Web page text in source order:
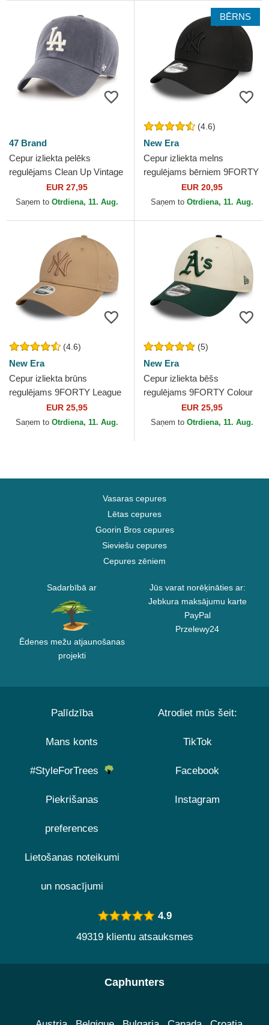
47 Brand
Cepur izliekta pelēks
regulējams Clean Up Vintage
Navy no Los Angeles
Dodgers MLB no 47 Brand
EUR 27,95
Saņem to Otrdiena, 11. Aug.
BĒRNS
(4.6)
New Era
Cepur izliekta melns
regulējams bērniem 9FORTY
League Essential no New
York Yankees MLB no New
EUR 20,95
Saņem to Otrdiena, 11. Aug.
(4.6)
New Era
Cepur izliekta brūns
regulējams 9FORTY League
Essential no New York
Yankees MLB no New Era
EUR 25,95
Saņem to Otrdiena, 11. Aug.
(5)
New Era
Cepur izliekta bēšs
regulējams 9FORTY Colour
Block no Oakland Athletics
MLB no New Era
EUR 25,95
Saņem to Otrdiena, 11. Aug.
Vasaras cepures
Lētas cepures
Goorin Bros cepures
Sieviešu cepures
Cepures zēniem
Sadarbībā ar
Ēdenes mežu atjaunošanas
projekti
Jūs varat norēķināties ar:
Jebkura maksājumu karte
PayPal
Przelewy24
Palīdzība
Mans konts
#StyleForTrees
Piekrišanas
preferences
Lietošanas noteikumi
un nosacījumi
Atrodiet mūs šeit:
TikTok
Facebook
Instagram
4.9
49319 klientu atsauksmes
Caphunters